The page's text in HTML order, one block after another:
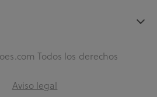
Todos los derechos
Aviso legal